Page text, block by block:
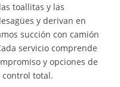
toallitas y las
y derivan en
succión con camión
servicio comprende
y opciones de
total.